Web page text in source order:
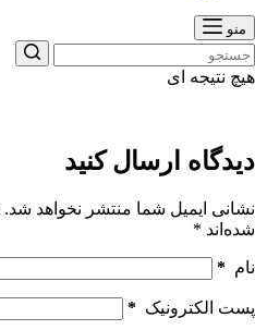
منو
هیچ نتیجه ای
دیدگاه ارسال کنید
نشانی ایمیل شما منتشر نخواهد شد.
شده‌اند *
نام *
پست الکترونیک *